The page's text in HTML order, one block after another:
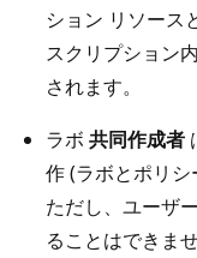
ション リソース
スクリプション
されます。
ラボ 共同作成者
作 (ラボとポリシ
ただし、ユーザ
ることはできま